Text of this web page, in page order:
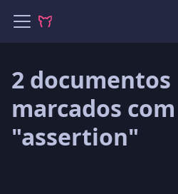
2 documentos
marcados com
"assertion"